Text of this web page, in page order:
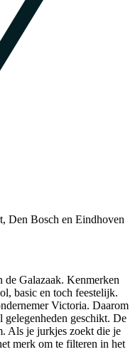
Den Bosch en Eindhoven
de Galazaak. Kenmerken
basic en toch feestelijk.
Victoria. Daarom
geschikt. De
Als je jurkjes zoekt die je
merk om te filteren in het